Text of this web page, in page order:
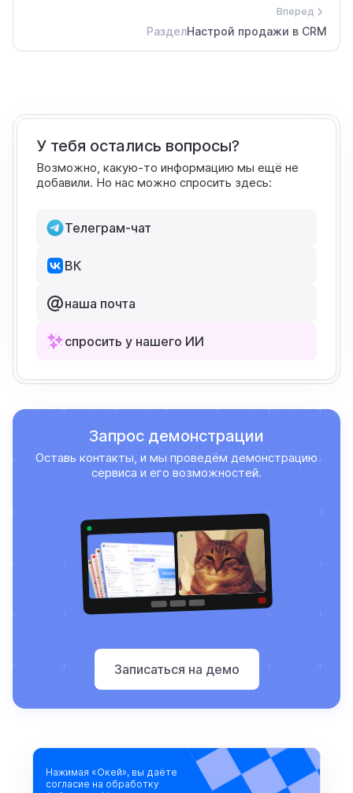
Вперед
РазделНастрой продажи в CRM
У тебя остались вопросы?
Возможно, какую-то информацию мы ещё не
добавили. Но нас можно спросить здесь:
Телеграм-чат
ВК
наша почта
спросить у нашего ИИ
Запрос демонстрации
Оставь контакты, и мы проведём демонстрацию
сервиса и его возможностей.
Записаться на демо
Нажимая «Окей», вы даёте
согласие на обработку